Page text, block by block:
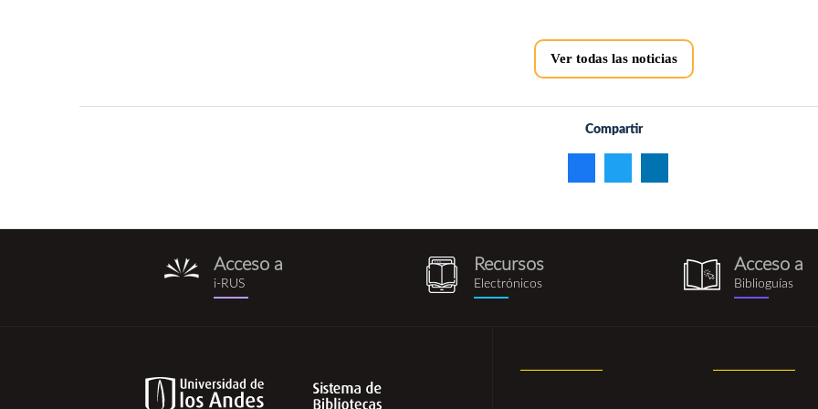
Ver todas las noticias
Compartir
i-
rus.png
Acceso a
i-RUS recursos_electronicos.png
Recursos
Electrónicos
Acceso a
Biblioguías